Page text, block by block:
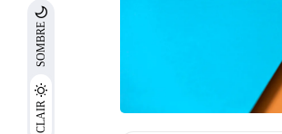
CLAIR
SOMBRE